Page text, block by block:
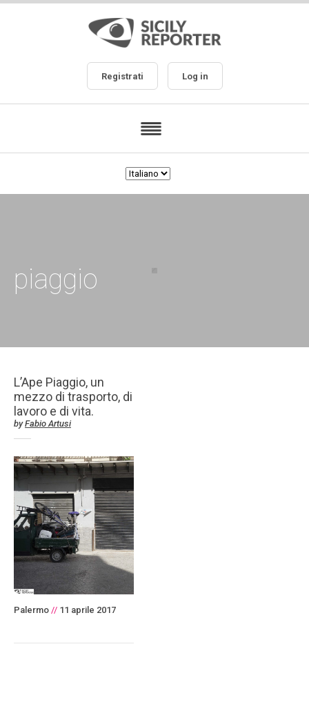
Registrati Log in
piaggio
L’Ape Piaggio, un
mezzo di trasporto, di
lavoro e di vita.
byFabio Artusi
Palermo // 11 aprile 2017